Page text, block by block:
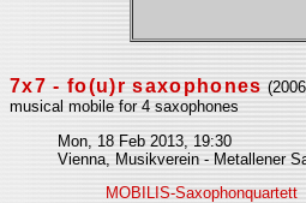
7x7 - fo(u)r saxophones
musical mobile for 4 saxophones
Mon, 18 Feb 2013, 19:30
Vienna, Musikverein - Metallener
MOBILIS-Saxophonquartett